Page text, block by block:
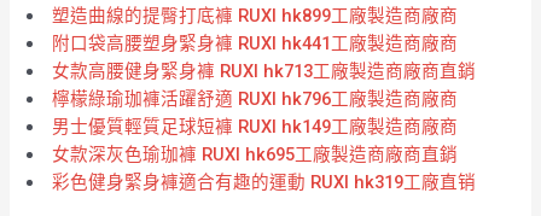
塑造曲線的提臀打底褲 RUXI hk899工廠製造商廠商
附口袋高腰塑身緊身褲 RUXI hk441工廠製造商廠商
女款高腰健身緊身褲 RUXI hk713工廠製造商廠商直銷
檸檬綠瑜珈褲活躍舒適 RUXI hk796工廠製造商廠商
男士優質輕質足球短褲 RUXI hk149工廠製造商廠商
女款深灰色瑜珈褲 RUXI hk695工廠製造商廠商直銷
彩色健身緊身褲適合有趣的運動 RUXI hk319工廠直销